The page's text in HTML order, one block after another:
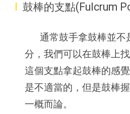
I鼓棒的支點(Fulcrum
通常鼓手拿鼓棒並不
分，我們可以在鼓棒上
這個支點拿起鼓棒的感
是不適當的，但是鼓棒
一概而論。